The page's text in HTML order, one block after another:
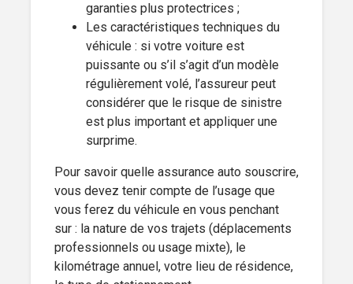
garanties plus protectrices ;
Les caractéristiques techniques du
véhicule : si votre voiture est
puissante ou s’il s’agit d’un modèle
régulièrement volé, l’assureur peut
considérer que le risque de sinistre
est plus important et appliquer une
surprime.
Pour savoir quelle assurance auto souscrire,
vous devez tenir compte de l’usage que
vous ferez du véhicule en vous penchant
sur : la nature de vos trajets (déplacements
professionnels ou usage mixte), le
kilométrage annuel, votre lieu de résidence,